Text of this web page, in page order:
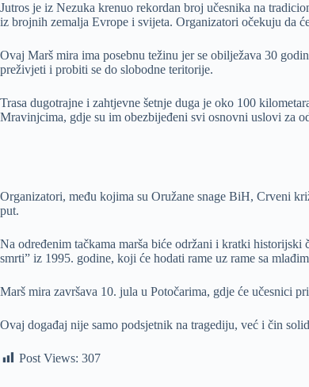
Jutros je iz Nezuka krenuo rekordan broj učesnika na
iz brojnih zemalja Evrope i svijeta. Organizatori očekuju da
Ovaj Marš mira ima posebnu težinu jer se obilježava 30
preživjeti i probiti se do slobodne teritorije.
Trasa dugotrajne i zahtjevne šetnje duga je oko 100
Mravinjcima, gdje su im obezbijeđeni svi osnovni uslovi za
Organizatori, među kojima su Oružane snage BiH, Crveni
put.
Na određenim tačkama marša biće održani i kratki
smrti” iz 1995. godine, koji će hodati rame uz rame sa
Marš mira završava 10. jula u Potočarima, gdje će učesnici
Ovaj događaj nije samo podsjetnik na tragediju, već i čin
Post Views: 307